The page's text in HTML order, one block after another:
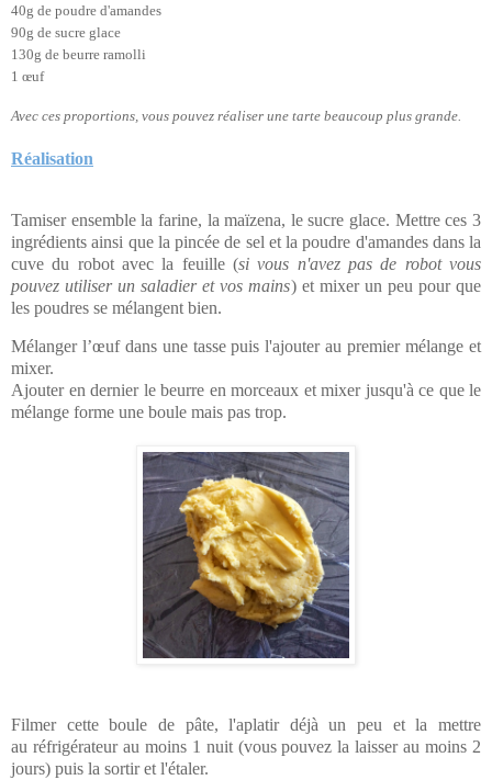
40g de poudre d'amandes
90g de sucre glace
130g de beurre ramolli
1 œuf
Avec ces proportions, vous pouvez réaliser une tarte beaucoup plus grande.
Réalisation
Tamiser ensemble la farine, la maïzena, le sucre glace. Mettre ces 3
ingrédients ainsi que la pincée de sel et la poudre d'amandesdans la
cuve du robot avec la feuille (si vous n'avez pas de robot vous
pouvez utiliser un saladier et vos mains) et mixer un peu pour que
les poudres se mélangent bien.
Mélanger l’œuf dans une tasse puis l'ajouter au premiermélange et
mixer.
Ajouter en dernier le beurre en morceaux et mixer jusqu'à ce que le
mélange forme une boule mais pas trop.
Filmer cette boule de pâte, l'aplatir déjà un peu et la mettre
au réfrigérateur au moins 1 nuit (vous pouvez la laisser au moins 2
jours) puis la sortir et l'étaler.